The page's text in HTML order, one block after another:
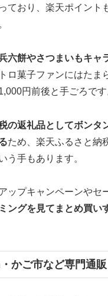
ており、楽天ポイント
六餅やさつまいもキャ
ロ菓子ファンにはたま
円前後と手ごろです
の返礼品としてボンタ
ため、楽天ふるさと納
う手もあります。
ップキャンペーンやセ
ングを見てまとめ買い
かご市など専門通販